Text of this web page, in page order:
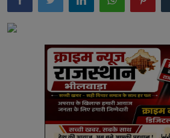
राजस्थान
भीलवाड़ा